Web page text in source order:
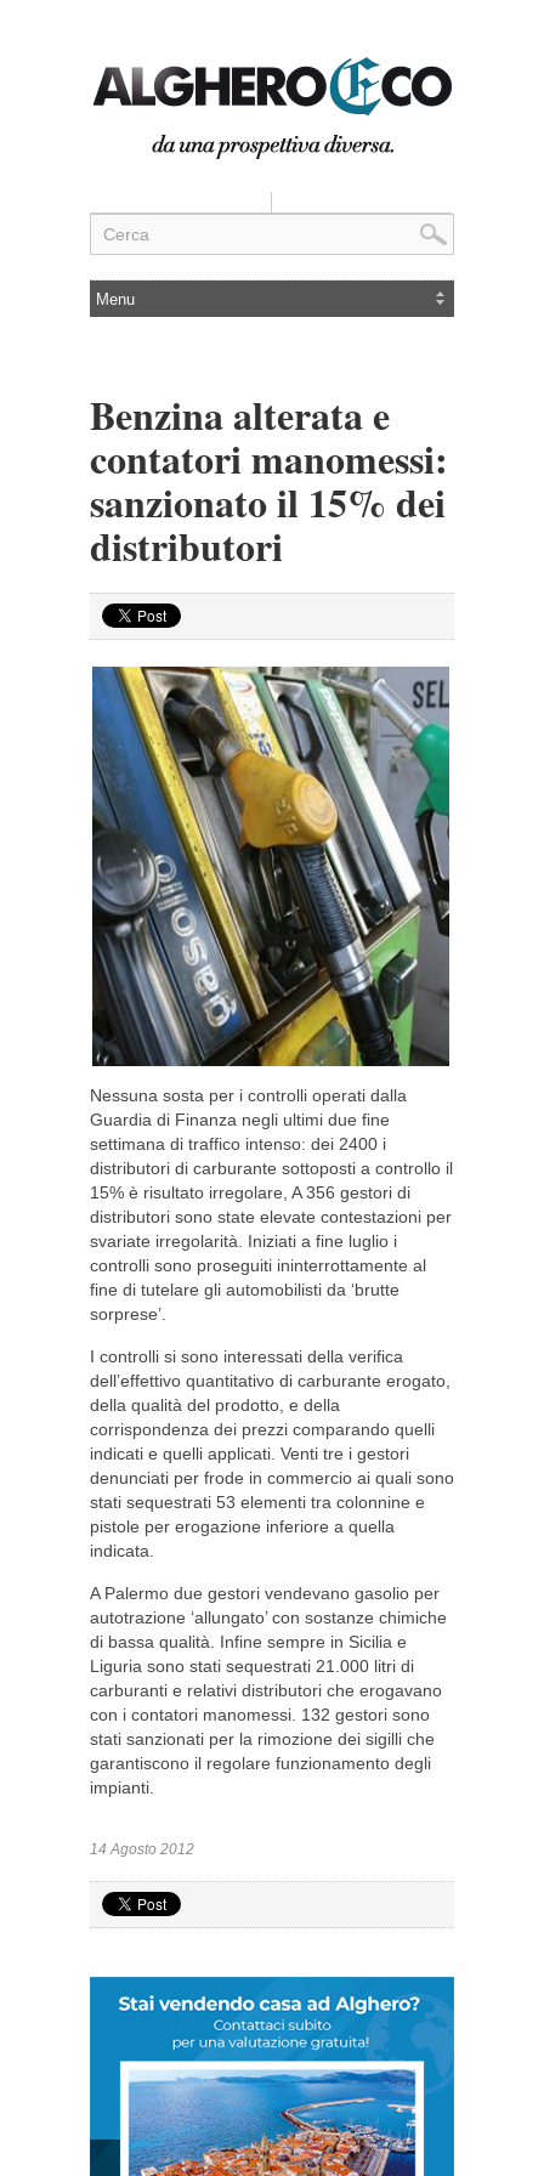
Benzina alterata e
contatori manomessi:
sanzionato il 15% dei
distributori
Nessuna sosta per i controlli operati dalla
Guardia di Finanza negli ultimi due fine
settimana di traffico intenso: dei 2400 i
distributori di carburante sottoposti a controllo il
15% è risultato irregolare, A 356 gestori di
distributori sono state elevate contestazioni per
svariate irregolarità. Iniziati a fine luglio i
controlli sono proseguiti ininterrottamente al
fine di tutelare gli automobilisti da ‘brutte
sorprese’.
I controlli si sono interessati della verifica
dell’effettivo quantitativo di carburante erogato,
della qualità del prodotto, e della
corrispondenza dei prezzi comparando quelli
indicati e quelli applicati. Venti tre i gestori
denunciati per frode in commercio ai quali sono
stati sequestrati 53 elementi tra colonnine e
pistole per erogazione inferiore a quella
indicata.
A Palermo due gestori vendevano gasolio per
autotrazione ‘allungato’ con sostanze chimiche
di bassa qualità. Infine sempre in Sicilia e
Liguria sono stati sequestrati 21.000 litri di
carburanti e relativi distributori che erogavano
con i contatori manomessi. 132 gestori sono
stati sanzionati per la rimozione dei sigilli che
garantiscono il regolare funzionamento degli
impianti.
14 Agosto 2012